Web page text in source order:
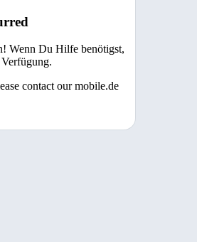
Wenn Du Hilfe benötigst,
contact our mobile.de